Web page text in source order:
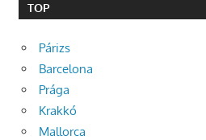
TOP
Párizs
Barcelona
Prága
Krakkó
Mallorca